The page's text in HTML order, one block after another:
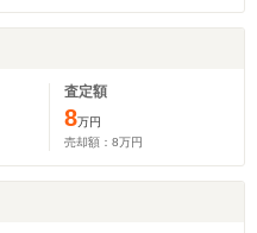
査定額
8万円
売却額： 8万円